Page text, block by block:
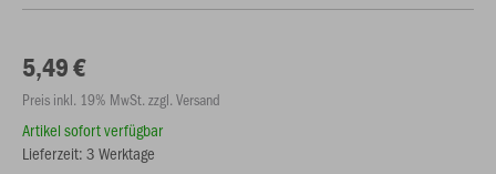
5,49 €
Preis inkl. 19% MwSt. zzgl. Versand
Artikel sofort verfügbar
Lieferzeit: 3 Werktage